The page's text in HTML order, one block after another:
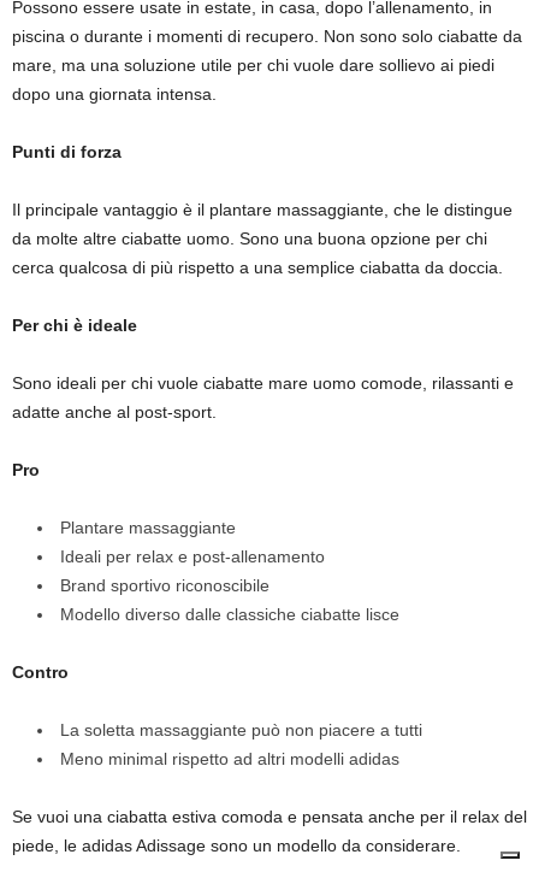
Possono essere usate in estate, in casa, dopo l’allenamento, in
piscina o durante i momenti di recupero. Non sono solo ciabatte da
mare, ma una soluzione utile per chi vuole dare sollievo ai piedi
dopo una giornata intensa.
Punti di forza
Il principale vantaggio è il plantare massaggiante, che le distingue
da molte altre ciabatte uomo. Sono una buona opzione per chi
cerca qualcosa di più rispetto a una semplice ciabatta da doccia.
Per chi è ideale
Sono ideali per chi vuole ciabatte mare uomo comode, rilassanti e
adatte anche al post-sport.
Pro
Plantare massaggiante
Ideali per relax e post-allenamento
Brand sportivo riconoscibile
Modello diverso dalle classiche ciabatte lisce
Contro
La soletta massaggiante può non piacere a tutti
Meno minimal rispetto ad altri modelli adidas
Se vuoi una ciabatta estiva comoda e pensata anche per il relax del
piede, le adidas Adissage sono un modello da considerare.